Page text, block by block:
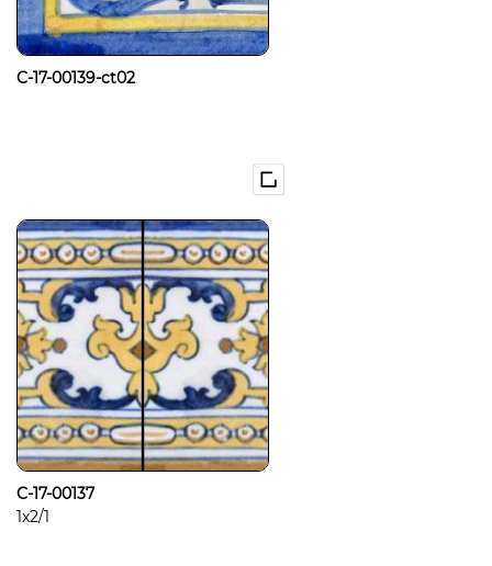
C-17-00139-ct02
C-17-00137
1x2/1